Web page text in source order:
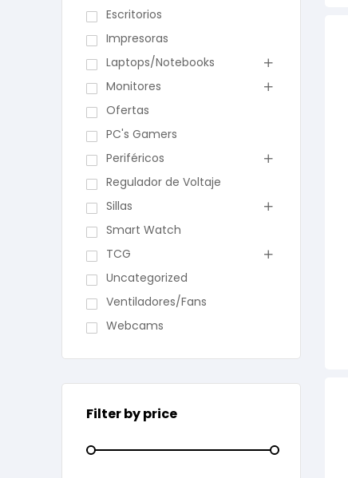
Escritorios
Impresoras
Laptops/Notebooks
Monitores
Ofertas
PC's Gamers
Periféricos
Regulador de Voltaje
Sillas
Smart Watch
TCG
Uncategorized
Ventiladores/Fans
Webcams
Filter by price